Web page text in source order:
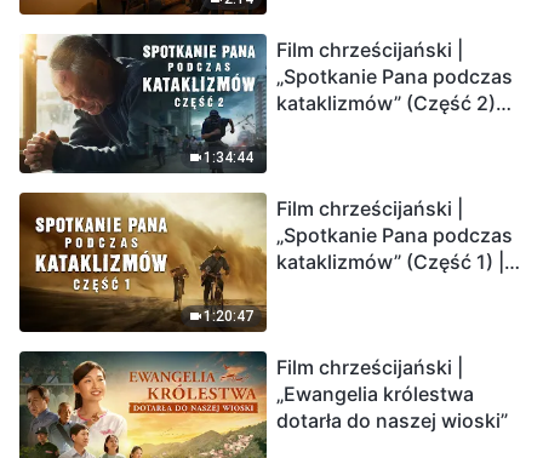
1:34:44
Film chrześcijański |
„Spotkanie Pana podczas
kataklizmów” (Część 2)
Ludzkość weszła w
odliczanie. Czy znalazłeś
już drogę ocalenia?
1:20:47
Film chrześcijański |
„Spotkanie Pana podczas
kataklizmów” (Część 1) |
Film chrześcijański |
„Ewangelia królestwa
dotarła do naszej wioski”